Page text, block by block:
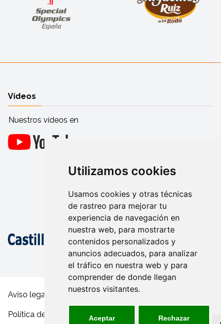
Utilizamos cookies
Usamos cookies y otras técnicas
de rastreo para mejorar tu
experiencia de navegación en
nuestra web, para mostrarte
contenidos personalizados y
anuncios adecuados, para analizar
el tráfico en nuestra web y para
comprender de donde llegan
nuestros visitantes.
Aceptar Rechazar
Vídeos
Nuestros vídeos en
Aviso legal y condiciones de uso
Política de privacidad